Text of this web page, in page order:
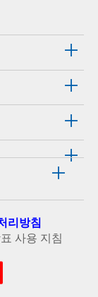
리방침
사용 지침